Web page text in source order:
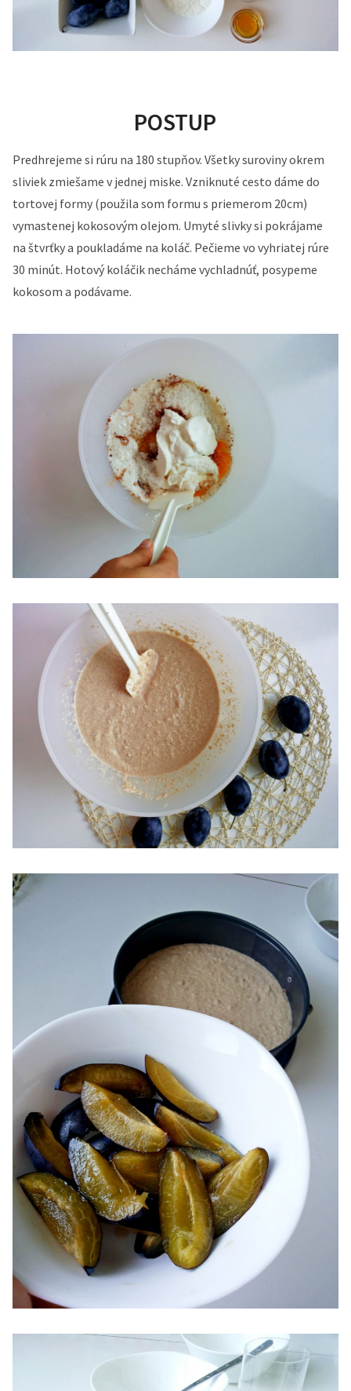
POSTUP
Predhrejeme si rúru na 180 stupňov. Všetky suroviny okrem
sliviek zmiešame v jednej miske. Vzniknuté cesto dáme do
tortovej formy (použila som formu s priemerom 20cm)
vymastenej kokosovým olejom. Umyté slivky si pokrájame
na štvrťky a poukladáme na koláč. Pečieme vo vyhriatej rúre
30 minút. Hotový koláčik necháme vychladnúť, posypeme
kokosom a podávame.